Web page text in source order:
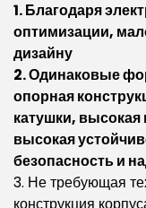
1. Благодаря
оптимизации,
дизайну
2. Одинаковые
опорная
катушки, высокая
высокая
безопасность и
3. Не требующая